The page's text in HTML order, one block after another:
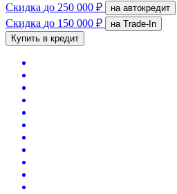
Скидка до 250 000 ₽ на автокредит
Скидка до 150 000 ₽
на Trade-In
Купить в кредит